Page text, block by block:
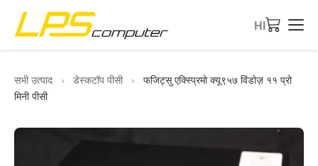
HI
सभी उत्पाद › डेस्कटॉप पीसी ›
फजिट्सु एक्स्प्रिमो क्यू९५७ विंडोज़ ११ प्रो
मिनी पीसी